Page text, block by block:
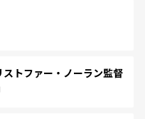
トファー・ノーラン監督